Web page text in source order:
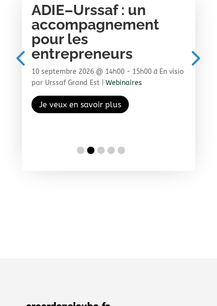
ADIE–Urssaf : un
accompagnement
pour les
entrepreneurs
10 septembre 2026 @ 14h00 - 15h00 à En visio
par Urssaf Grand Est |Webinaires
Je veux en savoir plus